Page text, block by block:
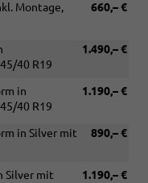
660,– €
Montage,
1.490,– €
40 R19
1.190,– €
in
40 R19
890,– €
in Silver mit
1.190,– €
Silver mit